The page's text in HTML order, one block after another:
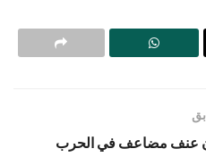
عنف مضاعف في الحرب